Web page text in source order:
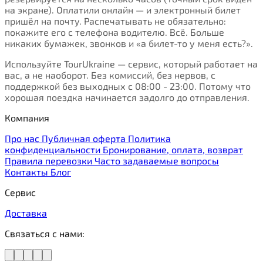
на экране). Оплатили онлайн — и электронный билет
пришёл на почту. Распечатывать не обязательно:
покажите его с телефона водителю. Всё. Больше
никаких бумажек, звонков и «а билет-то у меня есть?».
Используйте TourUkraine — сервис, который работает на
вас, а не наоборот. Без комиссий, без нервов, с
поддержкой без выходных с 08:00 - 23:00. Потому что
хорошая поездка начинается задолго до отправления.
Компания
Про нас Публичная оферта Политика
конфиденциальности Бронирование, оплата, возврат
Правила перевозки Часто задаваемые вопросы
Контакты Блог
Сервис
Доставка
Связаться с нами: